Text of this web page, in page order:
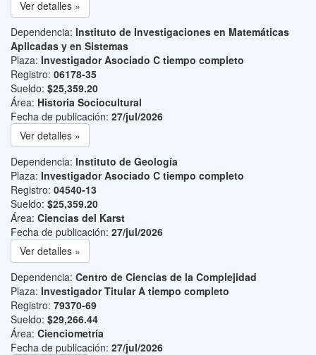
Ver detalles »
Dependencia: Instituto de Investigaciones en Matemáticas
Aplicadas y en Sistemas
Plaza: Investigador Asociado C tiempo completo
Registro: 06178-35
Sueldo: $25,359.20
Área: Historia Sociocultural
Fecha de publicación: 27/jul/2026
Ver detalles »
Dependencia: Instituto de Geología
Plaza: Investigador Asociado C tiempo completo
Registro: 04540-13
Sueldo: $25,359.20
Área: Ciencias del Karst
Fecha de publicación: 27/jul/2026
Ver detalles »
Dependencia: Centro de Ciencias de la Complejidad
Plaza: Investigador Titular A tiempo completo
Registro: 79370-69
Sueldo: $29,266.44
Área: Cienciometría
Fecha de publicación: 27/jul/2026